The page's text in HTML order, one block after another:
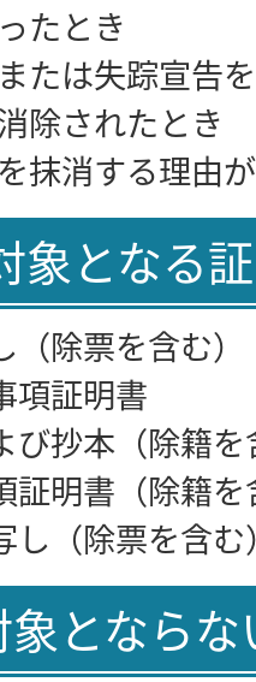
たとき
たは失踪宣告
除されたとき
抹消する理由
となる
除票を含む）
項証明書
び抄本（除籍
証明書（除籍
し（除票を含む
となら